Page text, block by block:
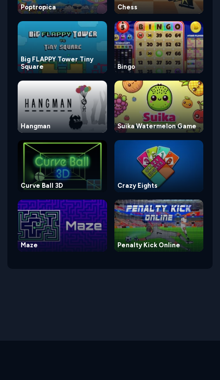
Poptropica Chess
Big FLAPPY Tower Tiny
Square
Bingo
Hangman Suika Watermelon Game
Curve Ball 3D Crazy Eights
Maze Penalty Kick Online